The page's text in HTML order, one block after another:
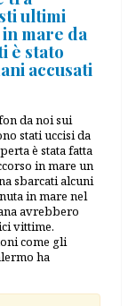
ultimi
mare da
è stato
accusati
da noi sui
stati uccisi da
è stata fatta
in mare un
sbarcati alcuni
in mare nel
avrebbero
vittime.
come gli
ha